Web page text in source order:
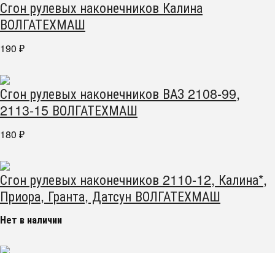
Сгон рулевых наконечников Калина
ВОЛГАТЕХМАШ
190 ₽
Сгон рулевых наконечников ВАЗ 2108-99,
2113-15 ВОЛГАТЕХМАШ
180 ₽
Сгон рулевых наконечников 2110-12, Калина*,
Приора, Гранта, Датсун ВОЛГАТЕХМАШ
Нет в наличии